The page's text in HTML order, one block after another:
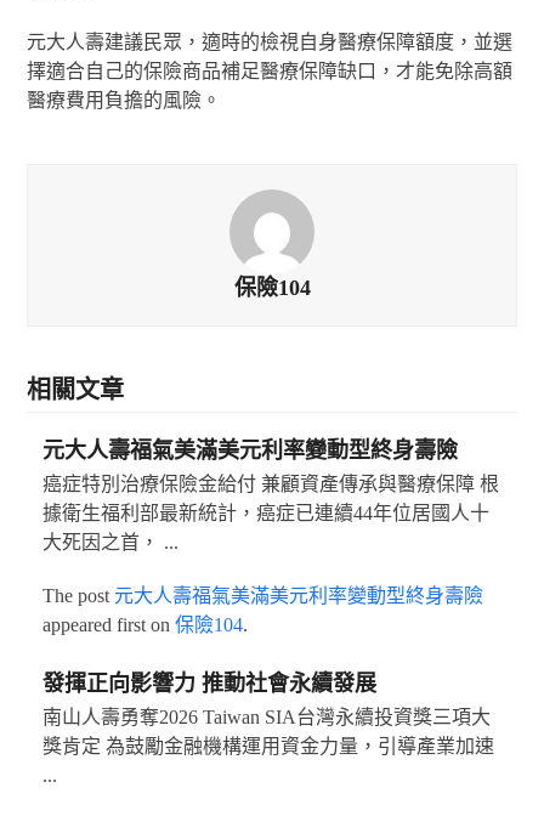
元大人壽建議民眾，適時的檢視自身醫療保障額度，並選
擇適合自己的保險商品補足醫療保障缺口，才能免除高額
醫療費用負擔的風險。
保險104
相關文章
元大人壽福氣美滿美元利率變動型終身壽險
癌症特別治療保險金給付 兼顧資產傳承與醫療保障 根
據衛生福利部最新統計，癌症已連續44年位居國人十
大死因之首， ...
The post 元大人壽福氣美滿美元利率變動型終身壽險
appeared first on 保險104.
發揮正向影響力 推動社會永續發展
南山人壽勇奪2026 Taiwan SIA台灣永續投資獎三項大
獎肯定 為鼓勵金融機構運用資金力量，引導產業加速
...